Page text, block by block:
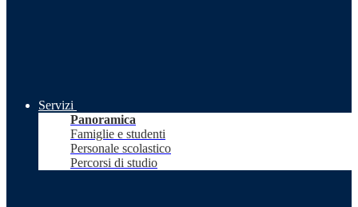
Servizi
Panoramica
Famiglie e studenti
Personale scolastico
Percorsi di studio